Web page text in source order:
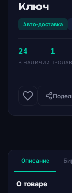
Ключ
Авто-доставка
24
В НАЛИЧИИ
1
Описание
О товаре